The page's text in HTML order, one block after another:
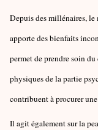
Depuis des millénaires, le
apporte des bienfaits
permet de prendre soin
physiques de la partie
contribuent à procurer
Il agit également sur la